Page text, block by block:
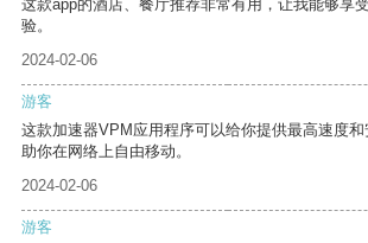
这款app的酒店、餐厅推荐非常有用，让我能够享
验。
2024-02-06
游客
这款加速器VPM应用程序可以给你提供最高速度
助你在网络上自由移动。
2024-02-06
游客